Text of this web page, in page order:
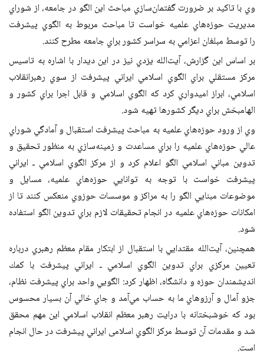
وي با تاكيد بر ضرورت گفتمان‌سازي مباحث اين الگو در جامعه، از شوراي
مديريت حوزه‌هاي علميه خواست تا مباحث مربوط به الگوي پيشرفت
راتوسط مبلغان اعزامي به سراسر كشور براي جامعه مطرح كنند.
بر اساس اينگزارش، آيت‌الله يزدي نيز در اين ديدار با اشاره به تاسيس
مركز مستقلي براي الگوي اسلامي ايراني پيشرفت از سوي رهبرانقلاب
اسلامي، ابراز اميدواري كرد كه الگوي اسلامي و قابل اجرا براي كشور و
الهامبخش براي ديگر كشورها تهيه شود.
وي از ورود حوزه‌هاي علميه به مباحث پيشرفت استقبال و آمادگي شوراي
عالي حوزه‌هاي علميه را براي مساعدت و زمينه‌سازي به منظورتحقيق و
تدوين مباني اسلامي الگو اعلام كرد و از مركز الگوي اسلامي ـ ايراني
پيشرفت خواست با توجه به توانايي حوزه‌هاي علميه، مسايل و
موضوعات مبنايي الگو را به مراكزو موسسات حوزوي منعكس كنند تا از
امكانات حوزه‌هاي علميه در انجام تحقيقات لازم براي تدوين الگو استفاده
شود.
همچنين، آيت‌الله مقتدايي با استقبال از ابتكارمقام معظم رهبري درباره
تعيين مركزي براي تدوين الگوي اسلامي ـ ايراني پيشرفت با كمك
انديشمندان حوزه و دانشگاه‌، اظهار كرد: الگويي واحد براي پيشرفت‌ نظام،
جزوآمال و آرزوهاي ما به حساب مي‌آمد و جاي خالي آن بسيار محسوس
بود كه خوشبختانه با درايت رهبر معظم انقلاب اسلامي اين مهم محقق
شد و مقدمات آن توسط مركز الگوي اسلامی ايراني پيشرفت در حال انجام
است.